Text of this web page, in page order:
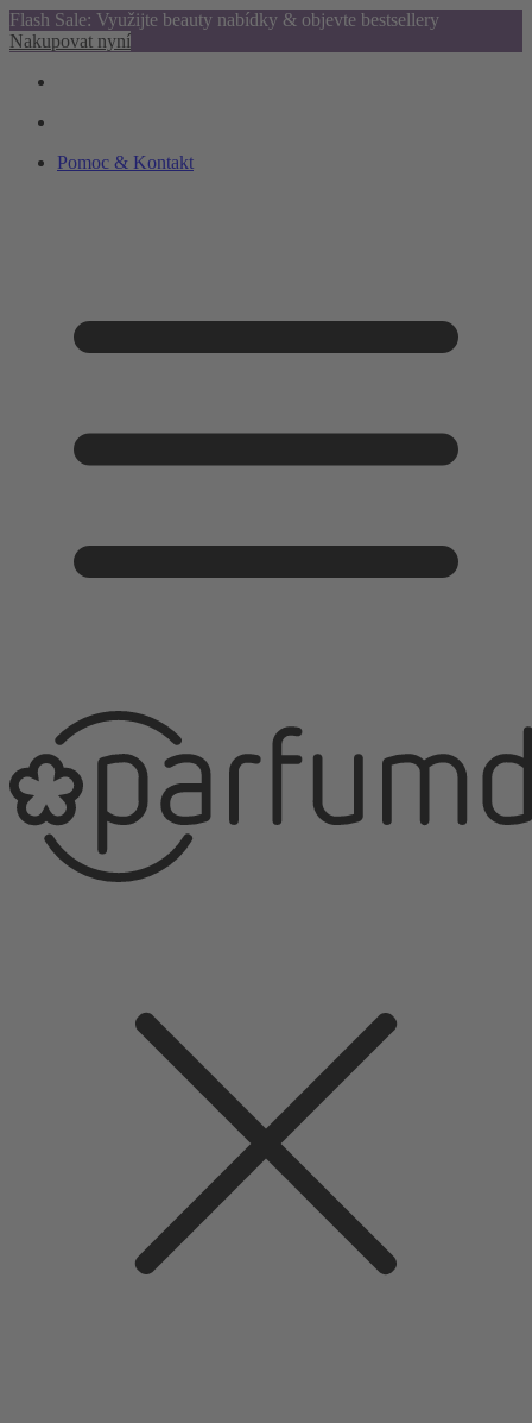
Flash Sale: Využijte beauty nabídky & objevte bestsellery
Nakupovat nyní
Pomoc & Kontakt